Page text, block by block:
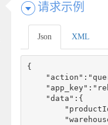
请求示例
Json XML
{
    "data":{